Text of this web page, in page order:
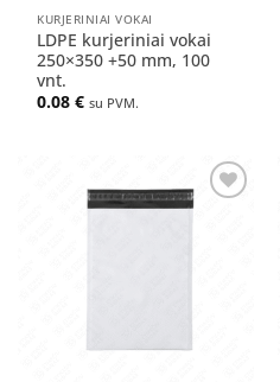
KURJERINIAI VOKAI
LDPE kurjeriniai vokai
250×350 +50 mm, 100
vnt.
0.08€ su PVM.